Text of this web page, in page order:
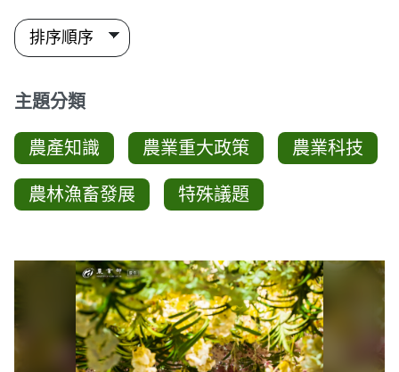
主題分類
農產知識 農業重大政策 農業科技
農林漁畜發展 特殊議題
圖卡列表